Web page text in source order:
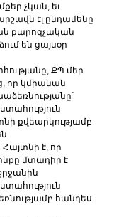
չկան, եւ
էլ ընդամենը
քարոզչական
են ցայսօր
ՔՊ մեր
որ կմիանան
քվեարկությամբ
է, որ
մտադիր է
հանդես